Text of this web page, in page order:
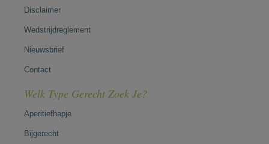
Disclaimer
Wedstrijdreglement
Nieuwsbrief
Contact
Welk Type Gerecht Zoek Je?
Aperitiefhapje
Bijgerecht